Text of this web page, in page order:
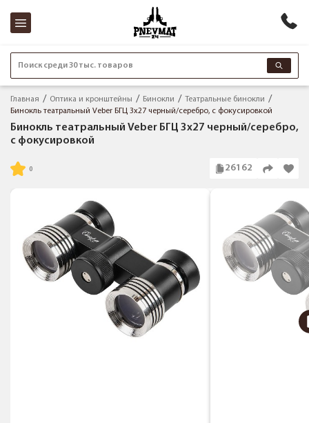
Поиск среди 30 тыс. товаров
Главная Оптика и кронштейны Бинокли
Театральные бинокли
Бинокль театральный Veber БГЦ 3x27 черный/серебро, с фокусировкой
Бинокль театральный Veber БГЦ 3x27 черный/серебро,
с фокусировкой
26162